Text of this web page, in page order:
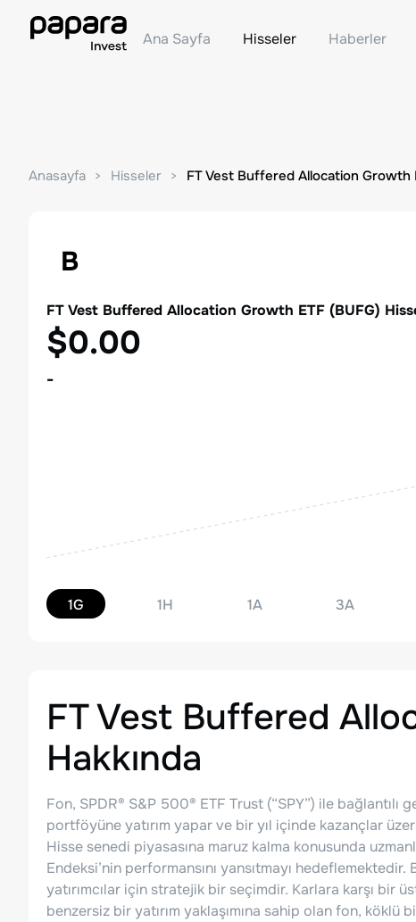
Ana Sayfa Hisseler Haberler
Anasayfa Hisseler FT Vest Buffered Allocation Growth
B
FT Vest Buffered Allocation Growth ETF (BUFG)
$0.00
-
1G 1H 1A 3A
FT Vest Buffered
Hakkında
Fon, SPDR® S&P 500® ETF Trust (“SPY”) ile bağlantılı
portföyüne yatırım yapar ve bir yıl içinde kazançlar
Hisse senedi piyasasına maruz kalma konusunda
Endeksi’nin performansını yansıtmayı
yatırımcılar için stratejik bir seçimdir. Karlara karşı bir
benzersiz bir yatırım yaklaşımına sahip olan fon, köklü